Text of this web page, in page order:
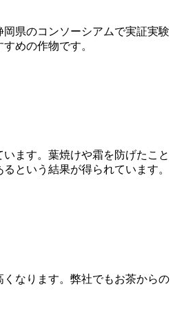
県のコンソーシアムで実証実験
めの作物です。
ます。葉焼けや霜を防げたこと
という結果が得られています。
なります。弊社でもお茶からの